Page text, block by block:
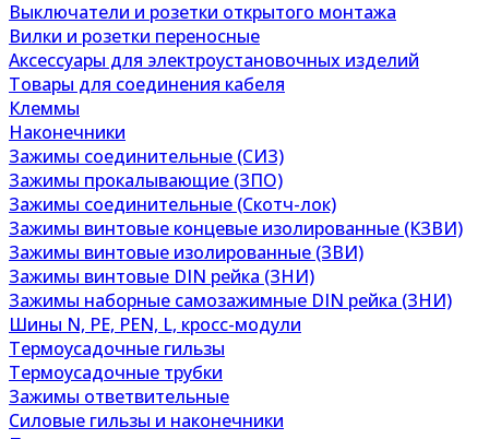
Выключатели и розетки открытого монтажа
Вилки и розетки переносные
Аксессуары для электроустановочных изделий
Товары для соединения кабеля
Клеммы
Наконечники
Зажимы соединительные (СИЗ)
Зажимы прокалывающие (ЗПО)
Зажимы соединительные (Скотч-лок)
Зажимы винтовые концевые изолированные (КЗВИ)
Зажимы винтовые изолированные (ЗВИ)
Зажимы винтовые DIN рейка (ЗНИ)
Зажимы наборные самозажимные DIN рейка (ЗНИ)
Шины N, PE, PEN, L, кросс-модули
Термоусадочные гильзы
Термоусадочные трубки
Зажимы ответвительные
Силовые гильзы и наконечники